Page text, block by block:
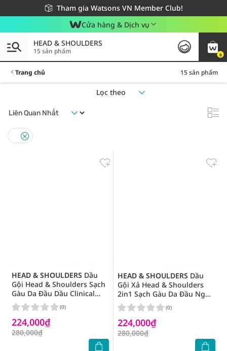
Tham gia Watsons VN Member Club!
Miễn phí giao hàng cho đơn hàng từ 249,000Đ
Giao hàng nhanh 24h - Áp dụng khu vực TP. Hồ Chí Minh
Cửa hàng & Dịch vụ
0
HEAD & SHOULDERS
15 sản phẩm
Trang chủ 15 sản phẩm
Lọc theo
HEAD & SHOULDERS Dầu
Gội Head & Shoulders Sạch
Gàu Da Đầu Dầu Clinical
Strength Advanced Oil
Control 400ml
224,000₫
280,000₫
(0)
HEAD & SHOULDERS Dầu
Gội Xả Head & Shoulders
2in1 Sạch Gàu Da Đầu Ngứa
Clinical Strength Cooling
Itch Care 400ml
224,000₫
280,000₫
(0)